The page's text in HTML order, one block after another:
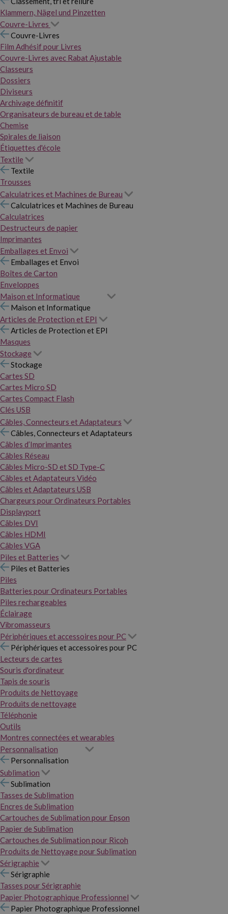
Klammern, Nägel und Pinzetten
Couvre-Livres
Couvre-Livres
Film Adhésif pour Livres
Couvre-Livres avec Rabat Ajustable
Classeurs
Dossiers
Diviseurs
Archivage définitif
Organisateurs de bureau et de table
Chemise
Spirales de liaison
Étiquettes d'école
Textile
Textile
Trousses
Calculatrices et Machines de Bureau
Calculatrices et Machines de Bureau
Calculatrices
Destructeurs de papier
Imprimantes
Emballages et Envoi
Emballages et Envoi
Boîtes de Carton
Enveloppes
Maison et Informatique
Maison et Informatique
Articles de Protection et EPI
Articles de Protection et EPI
Masques
Stockage
Stockage
Cartes SD
Cartes Micro SD
Cartes Compact Flash
Clés USB
Câbles, Connecteurs et Adaptateurs
Câbles, Connecteurs et Adaptateurs
Câbles d’Imprimantes
Câbles Réseau
Câbles Micro-SD et SD Type-C
Câbles et Adaptateurs Vidéo
Câbles et Adaptateurs USB
Chargeurs pour Ordinateurs Portables
Displayport
Câbles DVI
Câbles HDMI
Câbles VGA
Piles et Batteries
Piles et Batteries
Piles
Batteries pour Ordinateurs Portables
Piles rechargeables
Éclairage
Vibromasseurs
Périphériques et accessoires pour PC
Périphériques et accessoires pour PC
Lecteurs de cartes
Souris d'ordinateur
Tapis de souris
Produits de Nettoyage
Produits de nettoyage
Téléphonie
Outils
Montres connectées et wearables
Personnalisation
Personnalisation
Sublimation
Sublimation
Tasses de Sublimation
Encres de Sublimation
Cartouches de Sublimation pour Epson
Papier de Sublimation
Cartouches de Sublimation pour Ricoh
Produits de Nettoyage pour Sublimation
Sérigraphie
Sérigraphie
Tasses pour Sérigraphie
Papier Photographique Professionnel
Papier Photographique Professionnel